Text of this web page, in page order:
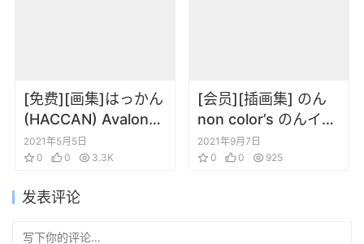
[免费][画集]はっかん
(HACCAN) Avalon
Code(创世法典) 设定
画集
2021年5月5日
0
0 3.3K
[会员][插画集] のん
non color’s のんイラ
スト集
2021年9月7日
0
0 925
发表评论